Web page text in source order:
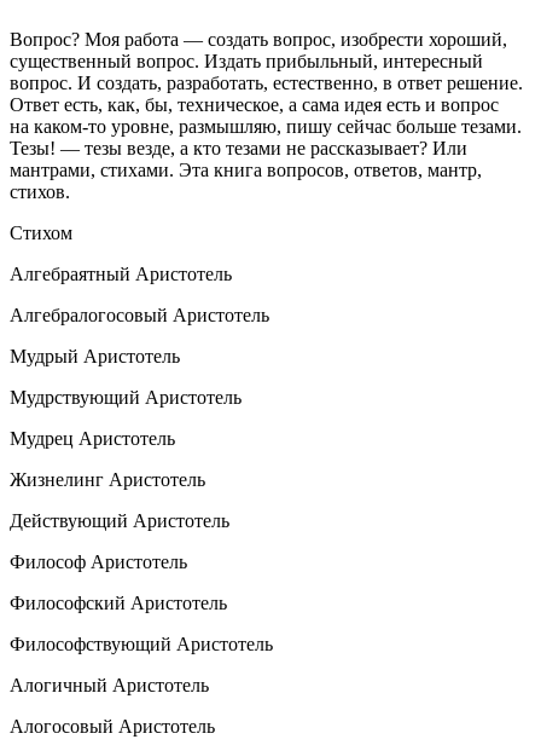
Вопрос? Моя работа — создать вопрос, изобрести хороший,
существенный вопрос. Издать прибыльный, интересный
вопрос. И создать, разработать, естественно, в ответ решение.
Ответ есть, как, бы, техническое, а сама идея есть и вопрос
на каком-то уровне, размышляю, пишу сейчас больше тезами.
Тезы! — тезы везде, а кто тезами не рассказывает? Или
мантрами, стихами. Эта книга вопросов, ответов, мантр,
стихов.
Стихом
Алгебраятный Аристотель
Алгебралогосовый Аристотель
Мудрый Аристотель
Мудрствующий Аристотель
Мудрец Аристотель
Жизнелинг Аристотель
Действующий Аристотель
Философ Аристотель
Философский Аристотель
Философствующий Аристотель
Алогичный Аристотель
Алогосовый Аристотель